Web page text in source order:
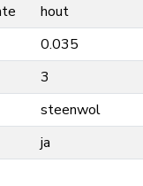
hout
0.035
3
steenwol
ja